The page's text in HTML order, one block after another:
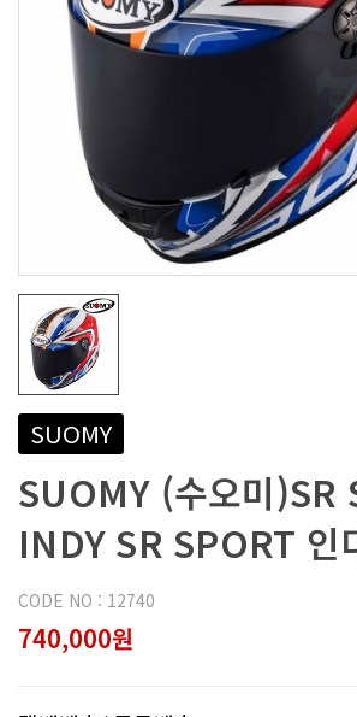
SUOMY
SUOMY (수오미)SR
INDY SR SPORT 인
CODE NO : 12740
740,000원